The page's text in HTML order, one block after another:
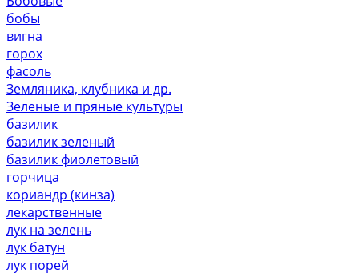
бобы
вигна
горох
фасоль
Земляника, клубника и др.
Зеленые и пряные культуры
базилик
базилик зеленый
базилик фиолетовый
горчица
кориандр (кинза)
лекарственные
лук на зелень
лук батун
лук порей